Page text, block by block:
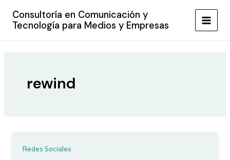
contenido
Consultoría en Comunicación y
Tecnología para Medios y Empresas
MAIN
rewind
Redes Sociales